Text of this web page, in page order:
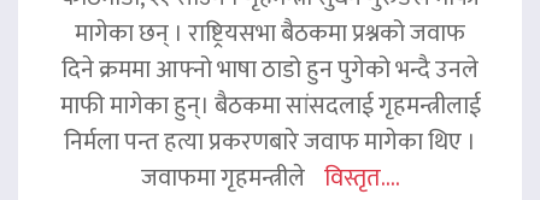
मागेका छन् । राष्ट्रियसभा बैठकमा प्रश्नको जवाफ
दिने क्रममा आफ्नो भाषा ठाडो हुन पुगेको भन्दै उनले
माफी मागेका हुन्। बैठकमा सांसदलाई गृहमन्त्रीलाई
निर्मला पन्त हत्या प्रकरणबारे जवाफ मागेका थिए ।
जवाफमा गृहमन्त्रीले विस्तृत....